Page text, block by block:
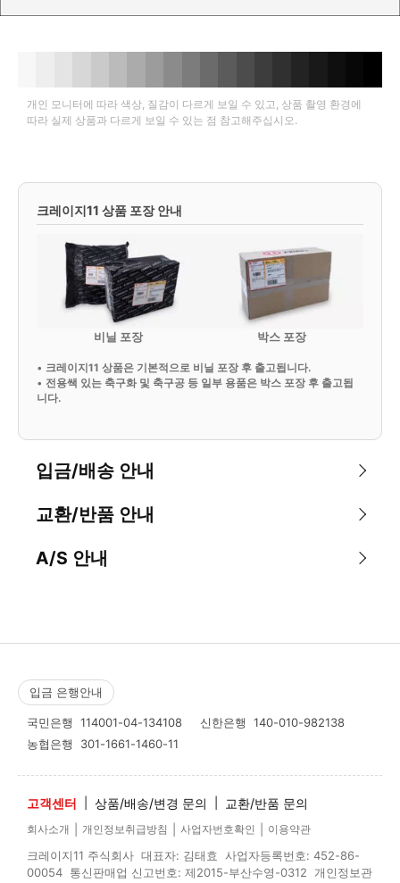
개인 모니터에 따라 색상, 질감이 다르게 보일 수 있고, 상품 촬영 환경에
따라 실제 상품과 다르게 보일 수 있는 점 참고해주십시오.
크레이지11 상품 포장 안내
비닐 포장 박스 포장
• 크레이지11 상품은 기본적으로 비닐 포장 후 출고됩니다.
• 전용쌕 있는 축구화 및 축구공 등 일부 용품은 박스 포장 후 출고됩
니다.
입금/배송 안내
교환/반품 안내
A/S 안내
입금 은행안내
국민은행 114001-04-134108 신한은행 140-010-982138
농협은행 301-1661-1460-11
고객센터 상품/배송/변경 문의 교환/반품 문의
회사소개 개인정보취급방침 사업자번호확인 이용약관
크레이지11 주식회사 대표자: 김태효 사업자등록번호: 452-86-
00054 통신판매업 신고번호: 제2015-부산수영-0312 개인정보관